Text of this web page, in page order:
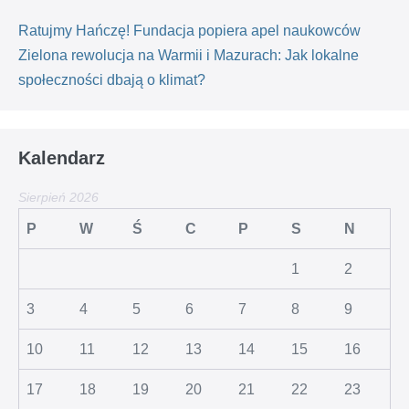
Ratujmy Hańczę! Fundacja popiera apel naukowców
Zielona rewolucja na Warmii i Mazurach: Jak lokalne
społeczności dbają o klimat?
Kalendarz
Sierpień 2026
P W Ś C P S N
1 2
3 4 5 6 7 8 9
10 11 12 13 14 15 16
17 18 19 20 21 22 23